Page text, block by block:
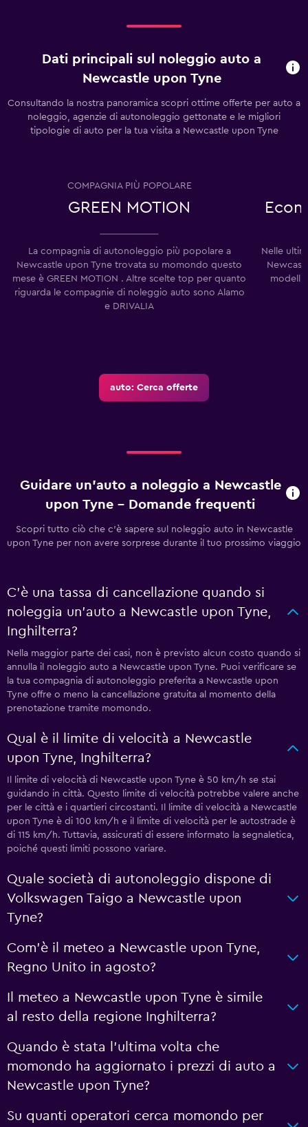
Dati principali sul noleggio auto a
Newcastle upon Tyne
Consultando la nostra panoramica scopri ottime offerte per auto a
noleggio, agenzie di autonoleggio gettonate e le migliori
tipologie di auto per la tua visita a Newcastle upon Tyne
COMPAGNIA PIÙ POPOLARE
GREEN MOTION
La compagnia di autonoleggio più popolare a
Newcastle upon Tyne trovata su momondo questo
mese è GREEN MOTION . Altre scelte top per quanto
riguarda le compagnie di noleggio auto sono Alamo
e DRIVALIA
Nelle
modelli
auto: Cerca offerte
Guidare un'auto a noleggio a Newcastle
upon Tyne - Domande frequenti
Scopri tutto ciò che c'è sapere sul noleggio auto in Newcastle
upon Tyne per non avere sorprese durante il tuo prossimo viaggio
C'è una tassa di cancellazione quando si
noleggia un'auto a Newcastle upon Tyne,
Inghilterra?
Nella maggior parte dei casi, non è previsto alcun costo quando si
annulla il noleggio auto a Newcastle upon Tyne. Puoi verificare se
la tua compagnia di autonoleggio preferita a Newcastle upon
Tyne offre o meno la cancellazione gratuita al momento della
prenotazione tramite momondo.
Qual è il limite di velocità a Newcastle
upon Tyne, Inghilterra?
Il limite di velocità di Newcastle upon Tyne è 50 km/h se stai
guidando in città. Questo limite di velocità potrebbe valere anche
per le città e i quartieri circostanti. Il limite di velocità a Newcastle
upon Tyne è di 100 km/h e il limite di velocità per le autostrade è
di 115 km/h. Tuttavia, assicurati di essere informato la segnaletica,
poiché questi limiti possono variare.
Quale società di autonoleggio dispone di
Volkswagen Taigo a Newcastle upon
Tyne?
Com'è il meteo a Newcastle upon Tyne,
Regno Unito in agosto?
Il meteo a Newcastle upon Tyne è simile
al resto della regione Inghilterra?
Quando è stata l'ultima volta che
momondo ha aggiornato i prezzi di auto a
Newcastle upon Tyne?
Su quanti operatori cerca momondo per